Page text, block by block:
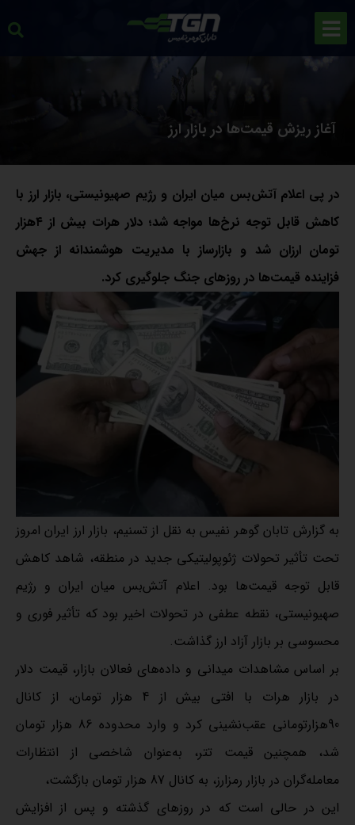
آغاز ریزش قیمت‌ها در بازار ارز
در پی اعلام آتش‌بس میان ایران و رژیم صهیونیستی، بازار ارز با
کاهش قابل توجه نرخ‌ها مواجه شد؛ دلار هرات بیش از ۴هزار
تومان ارزان شد و بازارساز با مدیریت هوشمندانه از جهش
فزاینده قیمت‌ها در روزهای جنگ جلوگیری کرد.
به گزارش تابان گوهر نفیس به نقل از تسنیم، بازار ارز ایران امروز
تحت تأثیر تحولات ژئوپولیتیکی جدید در منطقه، شاهد کاهش
قابل توجه قیمت‌ها بود. اعلام آتش‌بس میان ایران و رژیم
صهیونیستی، نقطه عطفی در تحولات اخیر بود که تأثیر فوری و
محسوسی بر بازار آزاد ارز گذاشت.
بر اساس مشاهدات میدانی و داده‌های فعالان بازار، قیمت دلار
در بازار هرات با افتی بیش از 4 هزار تومان، از کانال
90هزارتومانی عقب‌نشینی کرد و وارد محدوده 86 هزار تومان
شد، همچنین قیمت تتر، به‌عنوان شاخصی از انتظارات
معامله‌گران در بازار رمزارز، به کانال 87 هزار تومان بازگشت،
این در حالی است که در روزهای گذشته و پس از افزایش